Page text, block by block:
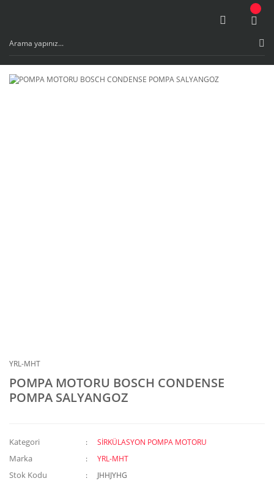
YRL-MHT
POMPA MOTORU BOSCH CONDENSE
POMPA SALYANGOZ
Kategori SİRKÜLASYON POMPA MOTORU
Marka YRL-MHT
Stok Kodu JHHJYHG